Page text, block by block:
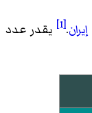
إيران.
[1]
يقدر عدد